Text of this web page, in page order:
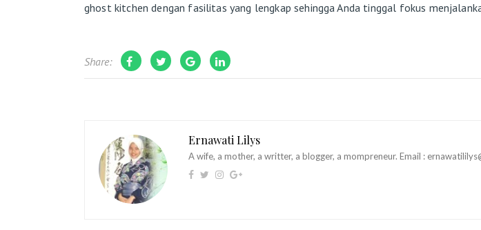
ghost kitchen dengan fasilitas yang lengkap sehingga Anda tinggal fokus
Share:
Ernawati Lilys
A wife, a mother, a writter, a blogger, a mompreneur. Email :